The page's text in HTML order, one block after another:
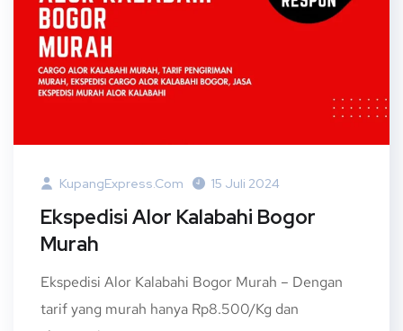
KupangExpress.com 15 Juli 2024
Ekspedisi Alor Kalabahi Bogor
Murah
Ekspedisi Alor Kalabahi Bogor Murah – Dengan
tarif yang murah hanya Rp8.500/Kg dan